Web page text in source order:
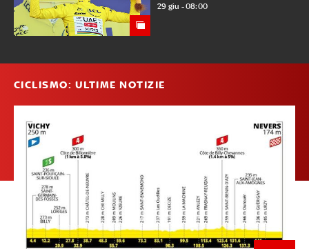
29 giu - 08:00
CICLISMO: ULTIME NOTIZIE